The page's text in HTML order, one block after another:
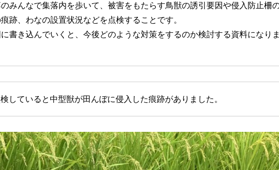
跡、わなの設置状況などを点検することです。
書き込んでいくと、今後どのような対策をするのか検討する資料になりま
検していると中型獣が田んぼに侵入した痕跡がありました。